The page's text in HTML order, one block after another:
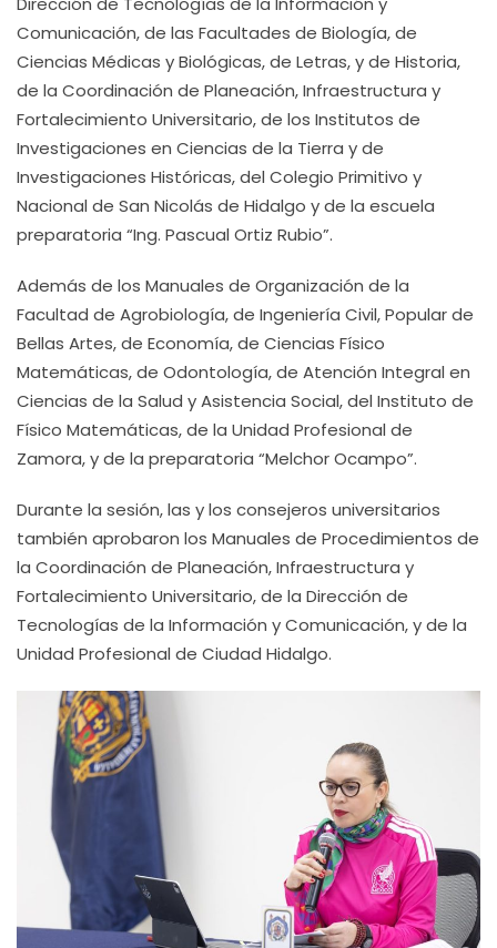
Comunicación, de las Facultades de Biología, de
Ciencias Médicas y Biológicas, de Letras, y de Historia,
de la Coordinación de Planeación, Infraestructura y
Fortalecimiento Universitario, de los Institutos de
Investigaciones en Ciencias de la Tierra y de
Investigaciones Históricas, del Colegio Primitivo y
Nacional de San Nicolás de Hidalgo y de la escuela
preparatoria “Ing. Pascual Ortiz Rubio”.
Además de los Manuales de Organización de la
Facultad de Agrobiología, de Ingeniería Civil, Popular de
Bellas Artes, de Economía, de Ciencias Físico
Matemáticas, de Odontología, de Atención Integral en
Ciencias de la Salud y Asistencia Social, del Instituto de
Físico Matemáticas, de la Unidad Profesional de
Zamora, y de la preparatoria “Melchor Ocampo”.
Durante la sesión, las y los consejeros universitarios
también aprobaron los Manuales de Procedimientos de
la Coordinación de Planeación, Infraestructura y
Fortalecimiento Universitario, de la Dirección de
Tecnologías de la Información y Comunicación, y de la
Unidad Profesional de Ciudad Hidalgo.